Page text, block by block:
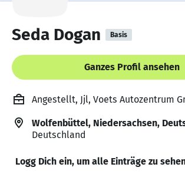
Seda Dogan Basis
Ganzes Profil ansehen
Angestellt, Jjl, Voets Autozentrum
Wolfenbüttel, Niedersachsen,
Deutschland
Logg Dich ein, um alle Einträge zu